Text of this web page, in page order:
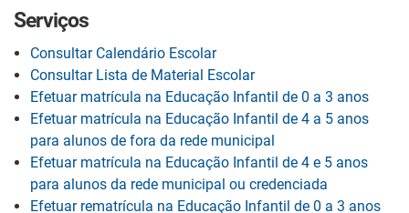
Serviços
Consultar Calendário Escolar
Consultar Lista de Material Escolar
Efetuar matrícula na Educação Infantil de 0 a 3 anos
Efetuar matrícula na Educação Infantil de 4 a 5 anos
para alunos de fora da rede municipal
Efetuar matrícula na Educação Infantil de 4 e 5 anos
para alunos da rede municipal ou credenciada
Efetuar rematrícula na Educação Infantil de 0 a 3 anos